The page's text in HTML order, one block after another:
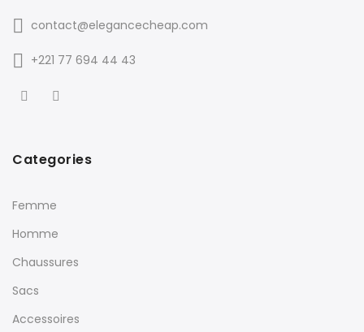
contact@elegancecheap.com
+221 77 694 44 43
Categories
Femme
Homme
Chaussures
Sacs
Accessoires